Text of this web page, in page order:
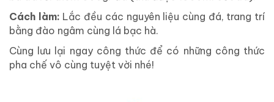
Cách làm: Lắc đều các nguyên liệu cùng đá, trang trí
bằng đào ngâm cùng lá bạc hà.
Cùng lưu lại ngay công thức để có những công thức
pha chế vô cùng tuyệt vời nhé!